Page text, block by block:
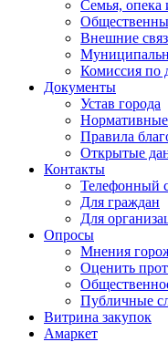
Семья, опека
Внешние
Комиссия по
Документы
Устав города
Правила
Открытые
Контакты
Телефонный
Для граждан
Для
Опросы
Мнения
Оценить
Публичные
Витрина закупок
Амаркет